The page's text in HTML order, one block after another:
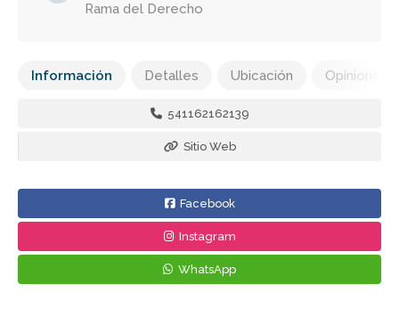
Rama del Derecho
Información Detalles Ubicación Opiniones
541162162139
Sitio Web
Facebook
Instagram
WhatsApp